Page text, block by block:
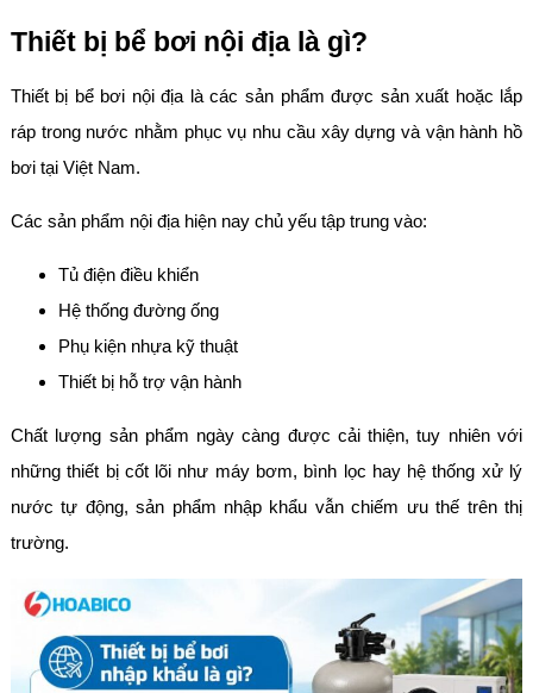
Thiết bị bể bơi nội địa là gì?
Thiết bị bể bơi nội địa là các sản phẩm được sản xuất hoặc lắp
ráp trong nước nhằm phục vụ nhu cầu xây dựng và vận hành hồ
bơi tại Việt Nam.
Các sản phẩm nội địa hiện nay chủ yếu tập trung vào:
Tủ điện điều khiển
Hệ thống đường ống
Phụ kiện nhựa kỹ thuật
Thiết bị hỗ trợ vận hành
Chất lượng sản phẩm ngày càng được cải thiện, tuy nhiên với
những thiết bị cốt lõi như máy bơm, bình lọc hay hệ thống xử lý
nước tự động, sản phẩm nhập khẩu vẫn chiếm ưu thế trên thị
trường.